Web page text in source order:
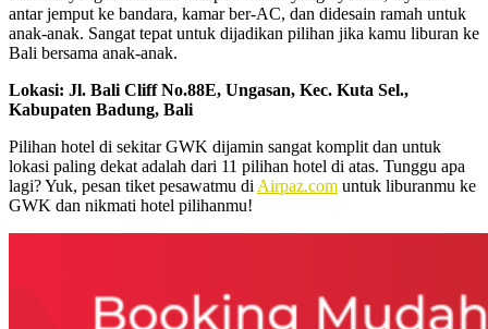
antar jemput ke bandara, kamar ber-AC, dan didesain ramah untuk
anak-anak. Sangat tepat untuk dijadikan pilihan jika kamu liburan ke
Bali bersama anak-anak.
Lokasi: Jl. Bali Cliff No.88E, Ungasan, Kec. Kuta Sel.,
Kabupaten Badung, Bali
Pilihan hotel di sekitar GWK dijamin sangat komplit dan untuk
lokasi paling dekat adalah dari 11 pilihan hotel di atas. Tunggu apa
lagi? Yuk, pesan tiket pesawatmu di Airpaz.com untuk liburanmu ke
GWK dan nikmati hotel pilihanmu!